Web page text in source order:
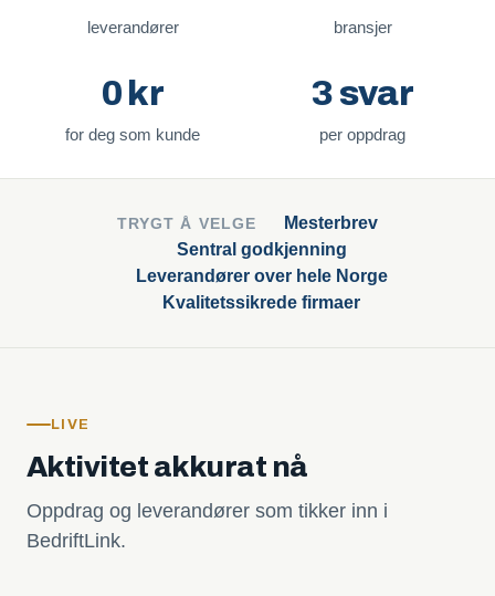
leverandører bransjer
0 kr
for deg som kunde
3 svar
per oppdrag
TRYGT Å VELGE
Mesterbrev
Sentral godkjenning
Leverandører over hele Norge
Kvalitetssikrede firmaer
LIVE
Aktivitet akkurat nå
Oppdrag og leverandører som tikker inn i
BedriftLink.